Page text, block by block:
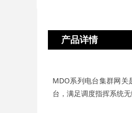
产品详情
MDO系列电台集群网关
台，满足调度指挥系统